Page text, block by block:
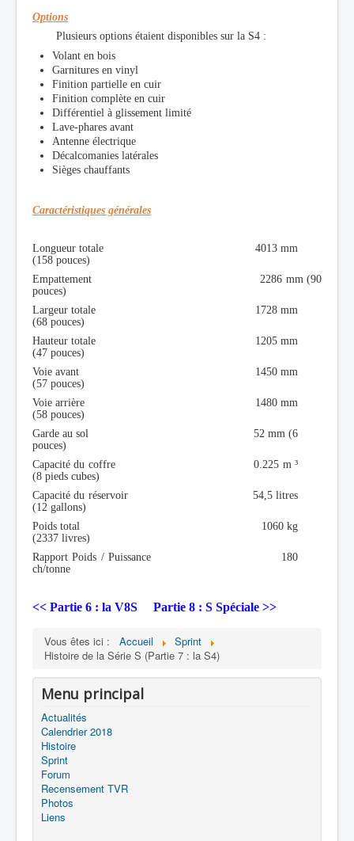
Options
Plusieurs options étaient disponibles sur la S4 :
Volant en bois
Garnitures en vinyl
Finition partielle en cuir
Finition complète en cuir
Différentiel à glissement limité
Lave-phares avant
Antenne électrique
Décalcomanies latérales
Sièges chauffants
Caractéristiques générales
Longueur totale 4013 mm
(158 pouces)
Empattement 2286 mm (90
pouces)
Largeur totale 1728 mm
(68 pouces)
Hauteur totale 1205 mm
(47 pouces)
Voie avant 1450 mm
(57 pouces)
Voie arrière 1480 mm
(58 pouces)
Garde au sol 52 mm (6
pouces)
Capacité du coffre 0.225 m ³
(8 pieds cubes)
Capacité du réservoir 54,5 litres
(12 gallons)
Poids total 1060 kg
(2337 livres)
Rapport Poids / Puissance 180
ch/tonne
<< Partie 6 : la V8S Partie 8 : S Spéciale >>
Vous êtes ici : Accueil
Sprint
Histoire de la Série S (Partie 7 : la S4)
Menu principal
Actualités
Calendrier 2018
Histoire
Sprint
Forum
Recensement TVR
Photos
Liens